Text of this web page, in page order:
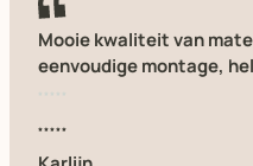
Mooie kwaliteit van
eenvoudige montage,